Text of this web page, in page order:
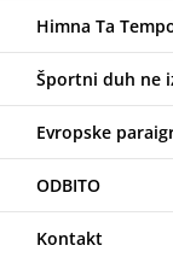
Himna Ta
Športni duh ne
Evropske
ODBITO
Kontakt